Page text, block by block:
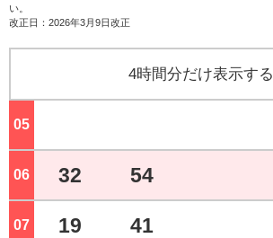
い。
改正日：2026年3月9日改正
4時間分だけ表示する
05
06 32 54
07 19 41